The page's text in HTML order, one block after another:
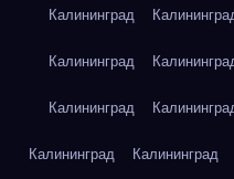
Калининград
Калининград
Калининград
Калининград Калининград